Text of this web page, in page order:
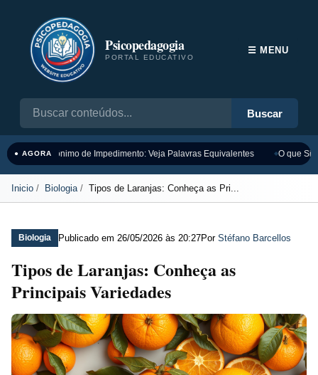
Psicopedagogia
PORTAL EDUCATIVO
Buscar
☰ MENU
● AGORASinônimo de Impedimento: Veja Palavras Equivalentes O que
Inicio Biologia Tipos de Laranjas: Conheça as Pri...
Biologia Publicado em 26/05/2026 às 20:27Por Stéfano Barcellos
Tipos de Laranjas: Conheça as
Principais Variedades